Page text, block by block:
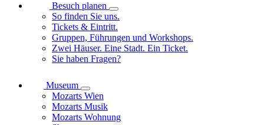
Besuch planen
So finden Sie uns.
Tickets & Eintritt.
Gruppen, Führungen und Workshops.
Zwei Häuser. Eine Stadt. Ein Ticket.
Sie haben Fragen?
Museum
Mozarts Wien
Mozarts Musik
Mozarts Wohnung